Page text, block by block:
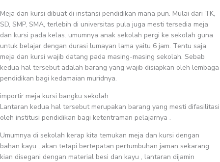
Meja dan kursi dibuat di instansi pendidikan mana pun. Mulai dari TK,
SD, SMP, SMA, terlebih di universitas pula juga mesti tersedia meja
dan kursi pada kelas. umumnya anak sekolah pergi ke sekolah guna
untuk belajar dengan durasi lumayan lama yaitu 6 jam. Tentu saja
meja dan kursi wajib datang pada masing-masing sekolah. Sebab
kedua hal tersebut adalah barang yang wajib disiapkan oleh lembaga
pendidikan bagi kedamaian muridnya.
importir meja kursi bangku sekolah
Lantaran kedua hal tersebut merupakan barang yang mesti difasilitasi
oleh institusi pendidikan bagi ketentraman pelajarnya .
Umumnya di sekolah kerap kita temukan meja dan kursi dengan
bahan kayu , akan tetapi bertepatan pertumbuhan jaman sekarang
kian disegani dengan material besi dan kayu , lantaran dijamin